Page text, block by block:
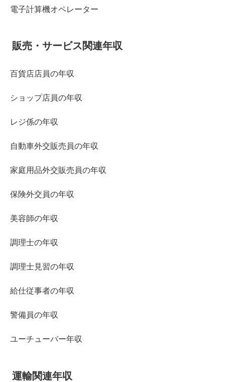
電子計算機オペレーター
販売・サービス関連年収
百貨店店員の年収
ショップ店員の年収
レジ係の年収
自動車外交販売員の年収
家庭用品外交販売員の年収
保険外交員の年収
美容師の年収
調理士の年収
調理士見習の年収
給仕従事者の年収
警備員の年収
ユーチューバー年収
運輸関連年収